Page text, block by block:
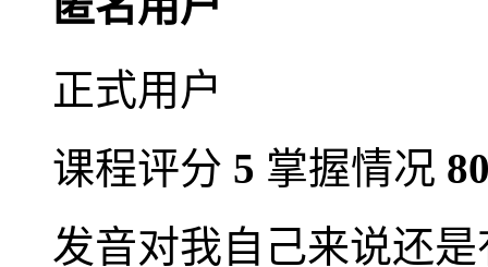
正式用户
课程评分 5 掌握情况
发音对我自己来说还